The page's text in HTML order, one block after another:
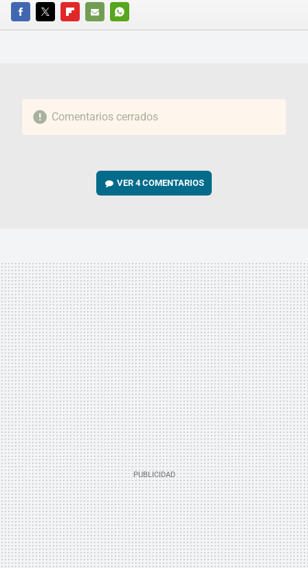
FACEBOOKTWITTERFLIPBOARD
E-
WHATSAPP
Comentarios cerrados
VER4 COMENTARIOS